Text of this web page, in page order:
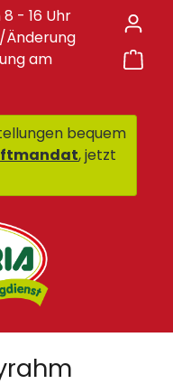
- 16 Uhr
Änderung
am
bequem
, jetzt